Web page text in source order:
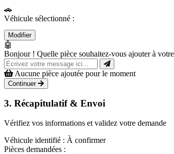
🚗
Véhicule sélectionné :
Modifier
🤖
Bonjour ! Quelle pièce souhaitez-vous ajouter à
Aucune pièce ajoutée pour le moment
Continuer
3. Récapitulatif & Envoi
Vérifiez vos informations et validez votre demande
Véhicule identifié : À confirmer
Pièces demandées :